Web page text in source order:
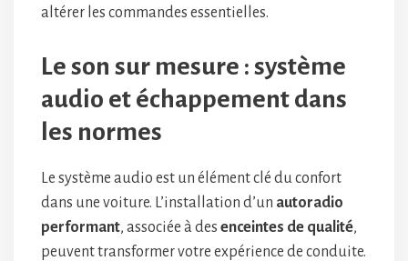
altérer les commandes essentielles.
Le son sur mesure : système
audio et échappement dans
les normes
Le système audio est un élément clé du confort
dans une voiture. L’installation d’un autoradio
performant, associée à des enceintes de qualité,
peuvent transformer votre expérience de conduite.